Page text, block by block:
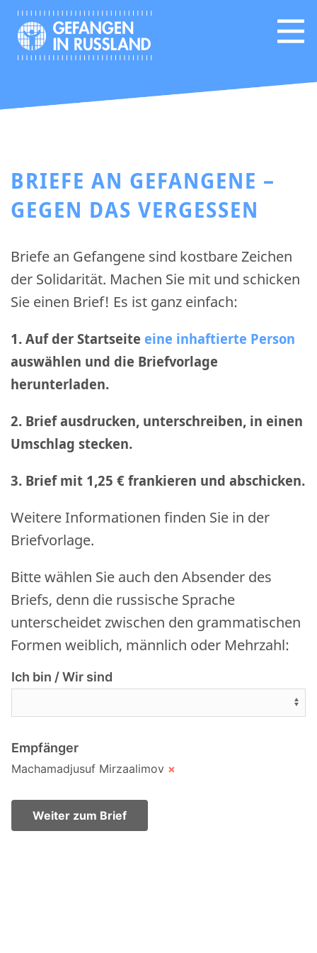
BRIEFE AN GEFANGENE –
GEGEN DAS VERGESSEN
Briefe an Gefangene sind kostbare Zeichen
der Solidarität. Machen Sie mit und schicken
Sie einen Brief! Es ist ganz einfach:
1. Auf der Startseite eine inhaftierte Person
auswählen und die Briefvorlage
herunterladen.
2. Brief ausdrucken, unterschreiben, in einen
Umschlag stecken.
3. Brief mit 1,25 € frankieren und abschicken.
Weitere Informationen finden Sie in der
Briefvorlage.
Bitte wählen Sie auch den Absender des
Briefs, denn die russische Sprache
unterscheidet zwischen den grammatischen
Formen weiblich, männlich oder Mehrzahl:
Ich bin / Wir sind
Empfänger
Machamadjusuf Mirzaalimov ×
Weiter zum Brief